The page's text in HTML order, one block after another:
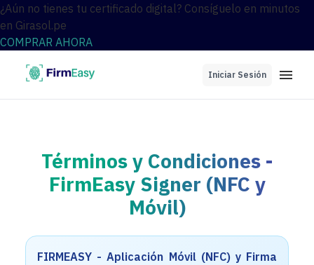
¿Aún no tienes tu certificado digital? Consíguelo en minutos
en Girasol.pe
COMPRAR AHORA
Iniciar Sesión
Términos y Condiciones -
FirmEasy Signer (NFC y
Móvil)
FIRMEASY - Aplicación Móvil (NFC) y Firma